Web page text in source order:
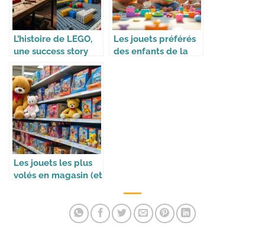
L’histoire de LEGO,
une success story
mondiale
Les jouets préférés
des enfants de la
Les jouets les plus
volés en magasin (et